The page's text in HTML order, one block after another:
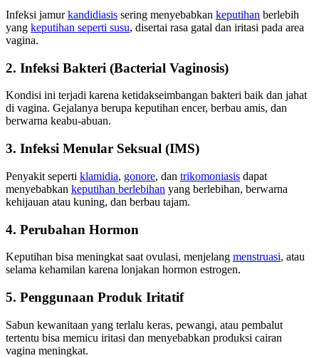
Infeksi jamurkandidiasis sering menyebabkan keputihan berlebih
yang keputihan seperti susu, disertai rasa gatal dan iritasi pada area
vagina.
2. Infeksi Bakteri (Bacterial Vaginosis)
Kondisi ini terjadi karena ketidakseimbangan bakteri baik dan jahat
di vagina. Gejalanya berupa keputihan encer, berbau amis, dan
berwarna keabu-abuan.
3. Infeksi Menular Seksual (IMS)
Penyakit seperti klamidia, gonore, dan trikomoniasis dapat
menyebabkan keputihan berlebihan yang berlebihan, berwarna
kehijauan atau kuning, dan berbau tajam.
4. Perubahan Hormon
Keputihan bisa meningkat saat ovulasi, menjelang menstruasi, atau
selama kehamilan karena lonjakan hormon estrogen.
5. Penggunaan Produk Iritatif
Sabun kewanitaan yang terlalu keras, pewangi, atau pembalut
tertentu bisa memicu iritasi dan menyebabkan produksi cairan
vagina meningkat.